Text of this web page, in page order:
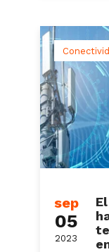
sep
05
2023